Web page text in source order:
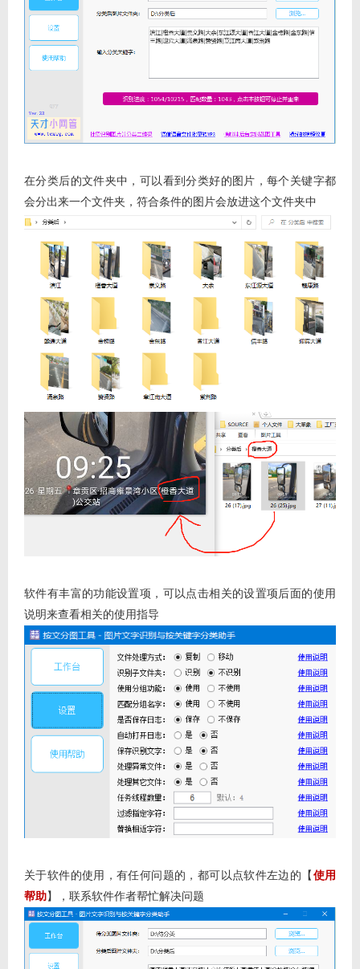
在分类后的文件夹中，可以看到分类好的图片，每个关键字都
会分出来一个文件夹，符合条件的图片会放进这个文件夹中
软件有丰富的功能设置项，可以点击相关的设置项后面的使用
说明来查看相关的使用指导
关于软件的使用，有任何问题的，都可以点软件左边的【 使用
帮助】，联系软件作者帮忙解决问题